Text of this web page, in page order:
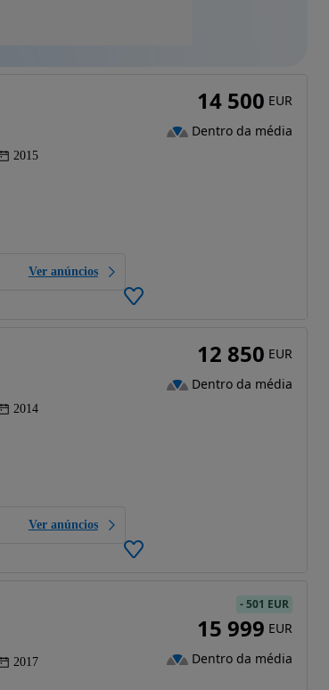
2015
Ver anúncios
14 500 EUR
Dentro da média
2014
Ver anúncios
12 850 EUR
Dentro da média
2017
-501 EUR
15 999 EUR
Dentro da média